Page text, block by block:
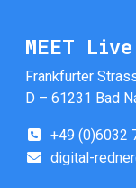
MEET Live
Frankfurter
D – 61231 Bad
+49 (0)6032
digital-